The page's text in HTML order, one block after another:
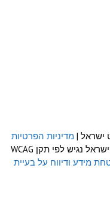
ישראל | מדיניות הפרטיות
| אתר אינטרנט ישראל נגיש לפי תקן WCAG
מידע ודיווח על בעיית